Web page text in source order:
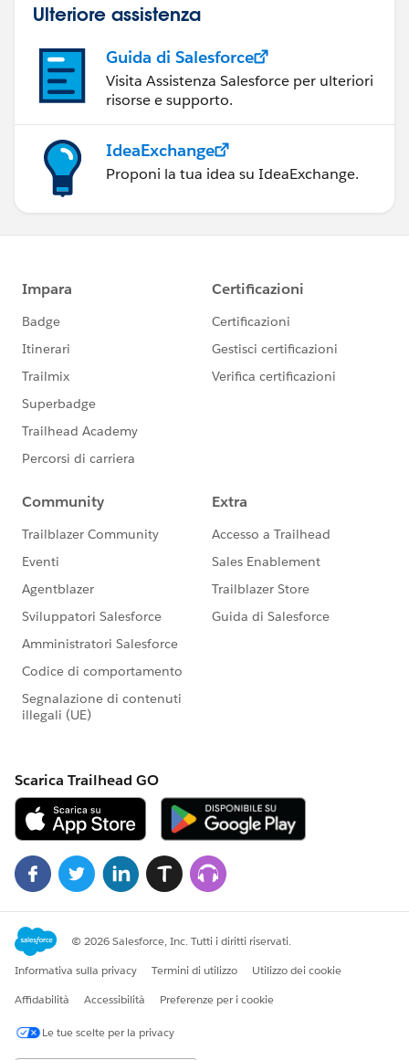
Ulteriore assistenza
Guida di Salesforce
Visita Assistenza Salesforce per ulteriori
risorse e supporto.
IdeaExchange
Proponi la tua idea su IdeaExchange.